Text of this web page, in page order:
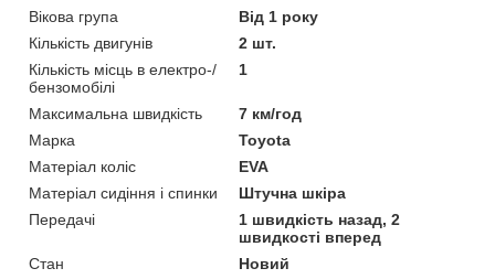
Вікова група
Від 1 року
Кількість двигунів
2 шт.
Кількість місць в електро-/
бензомобілі
1
Максимальна швидкість
7 км/год
Марка
Toyota
Матеріал коліс
EVA
Матеріал сидіння і спинки
Штучна шкіра
Передачі
1 швидкість назад, 2
швидкості вперед
Стан
Новий